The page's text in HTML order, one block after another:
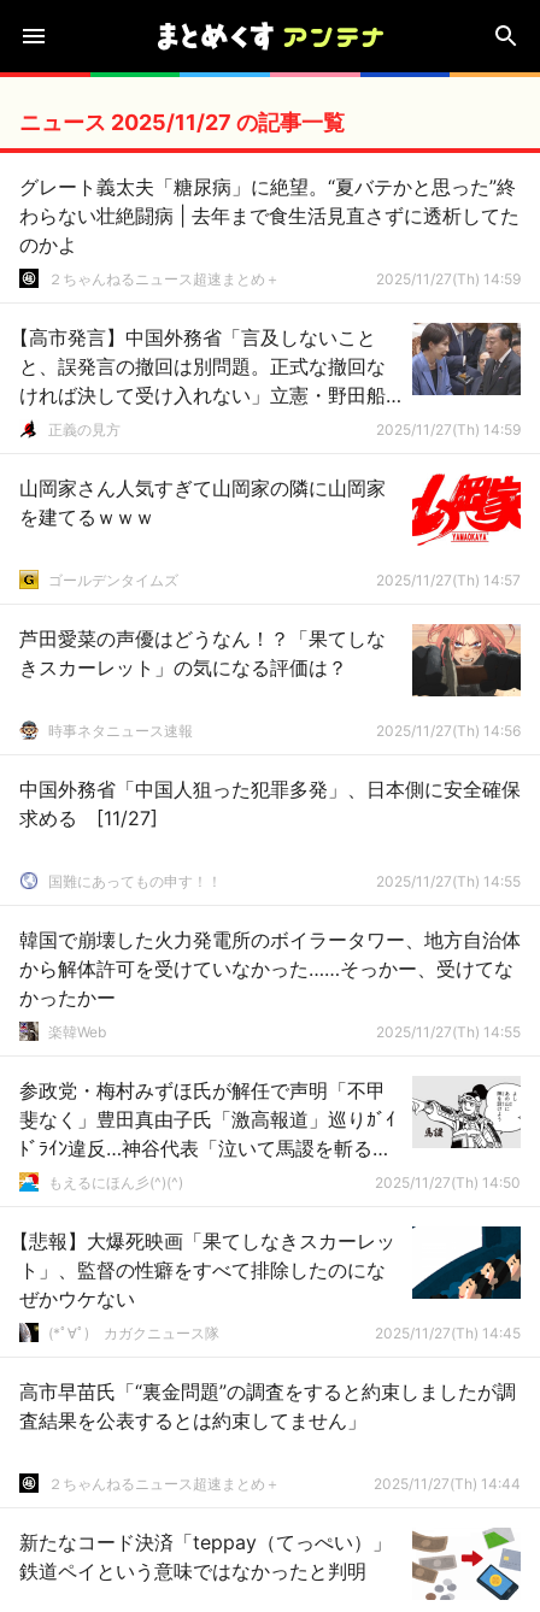
ニュース 2025/11/27 の記事一覧
グレート義太夫「糖尿病」に絶望。“夏バテかと思った”終
わらない壮絶闘病 | 去年まで食生活見直さずに透析してた
のかよ
２ちゃんねるニュース超速まとめ＋ 2025/11/27(Th) 14:59
【高市発言】中国外務省「言及しないこと
と、誤発言の撤回は別問題。正式な撤回な
ければ決して受け入れない」立憲・野田船
長の助け舟、無事轟沈ｗ
正義の見方 2025/11/27(Th) 14:59
山岡家さん人気すぎて山岡家の隣に山岡家
を建てるｗｗｗ
ゴールデンタイムズ 2025/11/27(Th) 14:57
芦田愛菜の声優はどうなん！？「果てしな
きスカーレット」の気になる評価は？
時事ネタニュース速報 2025/11/27(Th) 14:56
中国外務省「中国人狙った犯罪多発」、日本側に安全確保
求める [11/27]
国難にあってもの申す！！ 2025/11/27(Th) 14:55
韓国で崩壊した火力発電所のボイラータワー、地方自治体
から解体許可を受けていなかった……そっかー、受けてな
かったかー
楽韓Web 2025/11/27(Th) 14:55
参政党・梅村みずほ氏が解任で声明「不甲
斐なく」豊田真由子氏「激高報道」巡りｶﾞｲ
ﾄﾞﾗｲﾝ違反…神谷代表「泣いて馬謖を斬るで
すよ」もえるにほん彡(^)(^) 2025/11/27(Th) 14:50
【悲報】大爆死映画「果てしなきスカーレッ
ト」、監督の性癖をすべて排除したのにな
ぜかウケない
(*ﾟ∀ﾟ)ゞカガクニュース隊 2025/11/27(Th) 14:45
高市早苗氏「“裏金問題”の調査をすると約束しましたが調
査結果を公表するとは約束してません」
２ちゃんねるニュース超速まとめ＋ 2025/11/27(Th) 14:44
新たなコード決済「teppay（てっぺい）」
鉄道ペイという意味ではなかったと判明